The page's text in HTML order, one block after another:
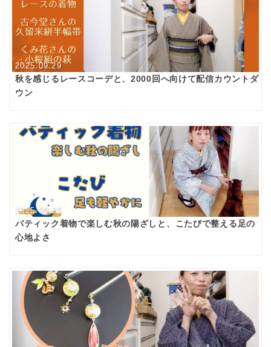
2025.09.29
秋を感じるレースコーデと、2000回へ向けて配信カウントダ
ウン
2025.09.26
バティック着物で楽しむ秋の陽ざしと、こたびで整える足の
心地よさ